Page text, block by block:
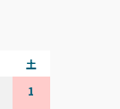
土
1